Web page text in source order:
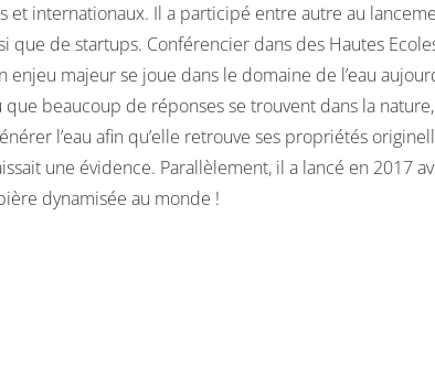
et internationaux. Il a participé entre autre au
que de startups. Conférencier dans des Hautes
enjeu majeur se joue dans le domaine de l’eau
que beaucoup de réponses se trouvent dans la
l’eau afin qu’elle retrouve ses propriétés
une évidence. Parallèlement, il a lancé en 2017
dynamisée au monde !